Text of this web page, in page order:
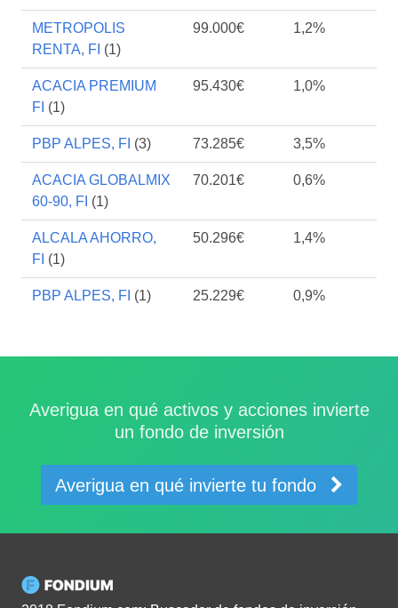
METROPOLIS
RENTA, FI (1)
99.000€ 1,2%
ACACIA PREMIUM
FI (1)
95.430€ 1,0%
PBP ALPES, FI (3) 73.285€ 3,5%
ACACIA GLOBALMIX
60-90, FI (1)
70.201€ 0,6%
ALCALA AHORRO,
FI (1)
50.296€ 1,4%
PBP ALPES, FI (1) 25.229€ 0,9%
Averigua en qué activos y acciones invierte
un fondo de inversión
Averigua en qué invierte tu fondo